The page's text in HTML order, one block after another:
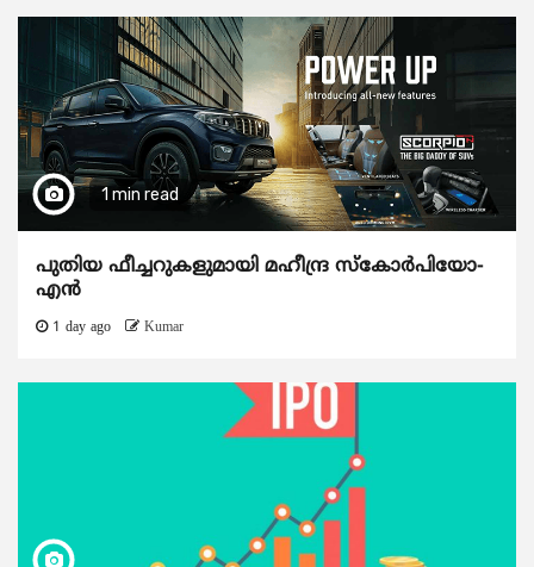
1 min read
പുതിയ ഫീച്ചറുകളുമായി മഹീന്ദ്ര സ്കോർപിയോ-
എൻ
1 day ago Kumar